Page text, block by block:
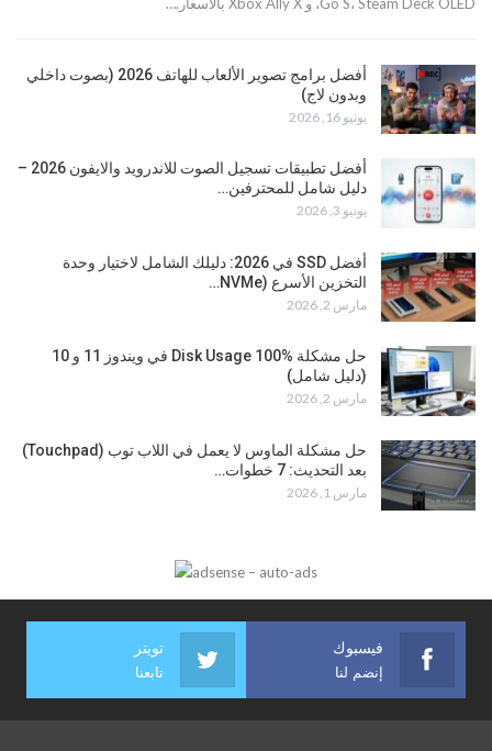
أفضل برامج تصوير الألعاب للهاتف 2026 (بصوت داخلي
وبدون لاج)
يونيو 16, 2026
أفضل تطبيقات تسجيل الصوت للاندرويد والايفون 2026 –
دليل شامل للمحترفين…
يونيو 3, 2026
أفضل SSD في 2026: دليلك الشامل لاختيار وحدة
التخزين الأسرع (NVMe…
مارس 2, 2026
حل مشكلة Disk Usage 100% في ويندوز 11 و 10
(دليل شامل)
مارس 2, 2026
حل مشكلة الماوس لا يعمل في اللاب توب (Touchpad)
بعد التحديث: 7 خطوات…
مارس 1, 2026
فيسبوك
إنضم لنا
تويتر
تابعنا